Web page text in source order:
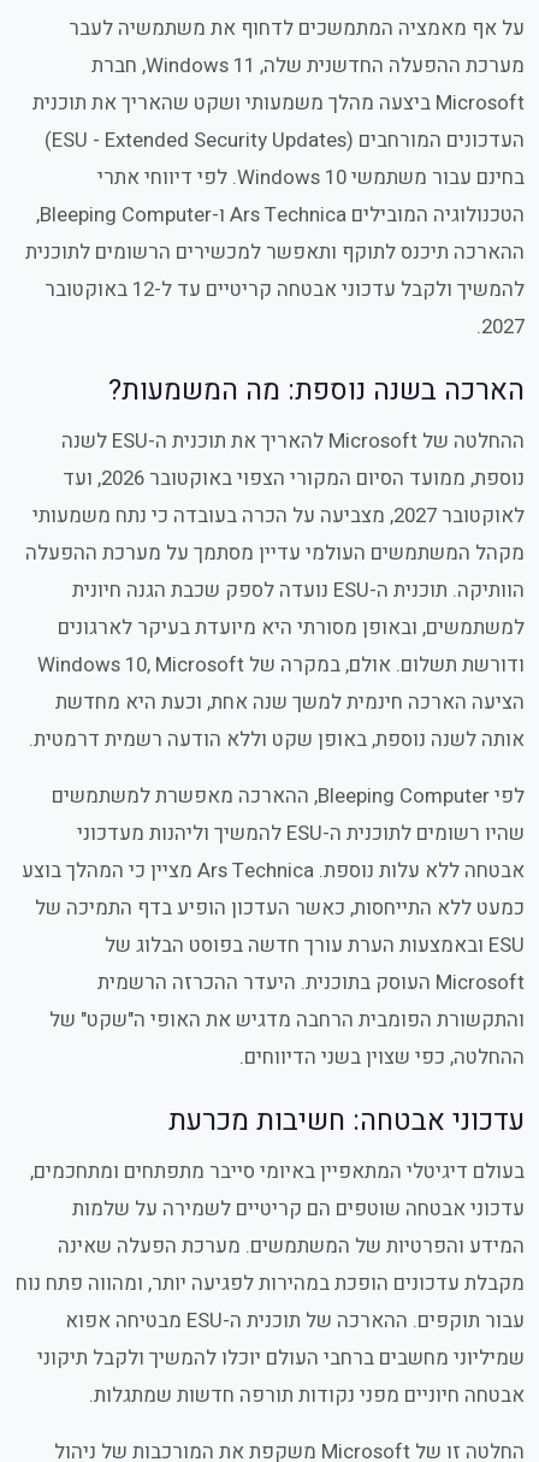
על אף מאמציה המתמשכים לדחוף את משתמשיה לעבר
מערכת ההפעלה החדשנית שלה, Windows 11, חברת
Microsoft ביצעה מהלך משמעותי ושקט שהאריך את תוכנית
העדכונים המורחבים (ESU - Extended Security Updates)
בחינם עבור משתמשי Windows 10. לפי דיווחי אתרי
הטכנולוגיה המובילים Ars Technica ו-Bleeping Computer,
ההארכה תיכנס לתוקף ותאפשר למכשירים הרשומים לתוכנית
להמשיך ולקבל עדכוני אבטחה קריטיים עד ל-12 באוקטובר
2027.
הארכה בשנה נוספת: מה המשמעות?
ההחלטה של Microsoft להאריך את תוכנית ה-ESU לשנה
נוספת, ממועד הסיום המקורי הצפוי באוקטובר 2026, ועד
לאוקטובר 2027, מצביעה על הכרה בעובדה כי נתח משמעותי
מקהל המשתמשים העולמי עדיין מסתמך על מערכת ההפעלה
הוותיקה. תוכנית ה-ESU נועדה לספק שכבת הגנה חיונית
למשתמשים, ובאופן מסורתי היא מיועדת בעיקר לארגונים
ודורשת תשלום. אולם, במקרה של Windows 10, Microsoft
הציעה הארכה חינמית למשך שנה אחת, וכעת היא מחדשת
אותה לשנה נוספת, באופן שקט וללא הודעה רשמית דרמטית.
לפי Bleeping Computer, ההארכה מאפשרת למשתמשים
שהיו רשומים לתוכנית ה-ESU להמשיך וליהנות מעדכוני
אבטחה ללא עלות נוספת. Ars Technica מציין כי המהלך בוצע
כמעט ללא התייחסות, כאשר העדכון הופיע בדף התמיכה של
ESU ובאמצעות הערת עורך חדשה בפוסט הבלוג של
Microsoft העוסק בתוכנית. היעדר ההכרזה הרשמית
והתקשורת הפומבית הרחבה מדגיש את האופי ה"שקט" של
ההחלטה, כפי שצוין בשני הדיווחים.
עדכוני אבטחה: חשיבות מכרעת
בעולם דיגיטלי המתאפיין באיומי סייבר מתפתחים ומתחכמים,
עדכוני אבטחה שוטפים הם קריטיים לשמירה על שלמות
המידע והפרטיות של המשתמשים. מערכת הפעלה שאינה
מקבלת עדכונים הופכת במהירות לפגיעה יותר, ומהווה פתח נוח
עבור תוקפים. ההארכה של תוכנית ה-ESU מבטיחה אפוא
שמיליוני מחשבים ברחבי העולם יוכלו להמשיך ולקבל תיקוני
אבטחה חיוניים מפני נקודות תורפה חדשות שמתגלות.
החלטה זו של Microsoft משקפת את המורכבות של ניהול